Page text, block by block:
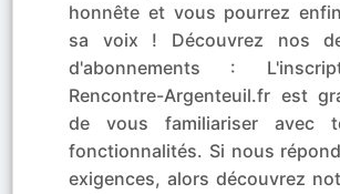
honnête et vous pourrez
sa voix ! Découvrez nos
d'abonnements :
Rencontre-Argenteuil.fr est
de vous familiariser avec
fonctionnalités. Si nous
exigences, alors découvrez